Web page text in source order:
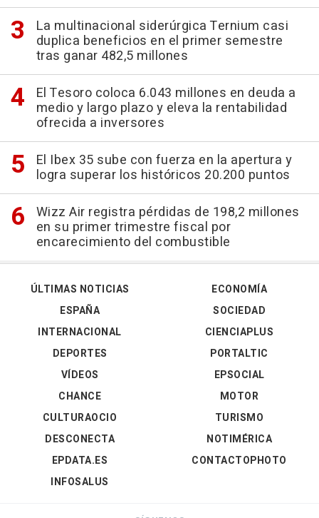
La multinacional siderúrgica Ternium casi
duplica beneficios en el primer semestre
tras ganar 482,5 millones
El Tesoro coloca 6.043 millones en deuda a
medio y largo plazo y eleva la rentabilidad
ofrecida a inversores
El Ibex 35 sube con fuerza en la apertura y
logra superar los históricos 20.200 puntos
Wizz Air registra pérdidas de 198,2 millones
en su primer trimestre fiscal por
encarecimiento del combustible
ÚLTIMAS NOTICIAS
ESPAÑA
INTERNACIONAL
DEPORTES
VÍDEOS
ECONOMÍA
SOCIEDAD
CIENCIAPLUS
PORTALTIC
EPSOCIAL
CHANCE
CULTURAOCIO
DESCONECTA
EPDATA.ES
INFOSALUS
MOTOR
TURISMO
NOTIMÉRICA
CONTACTOPHOTO